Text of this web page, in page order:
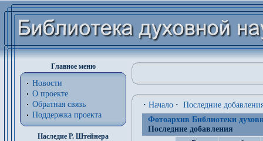
Главное меню
Новости
О проекте
Обратная связь
Поддержка проекта
Наследие Р. Штейнера
· Начало · Последние
Фотоархив Библиотеки
Последние добавления